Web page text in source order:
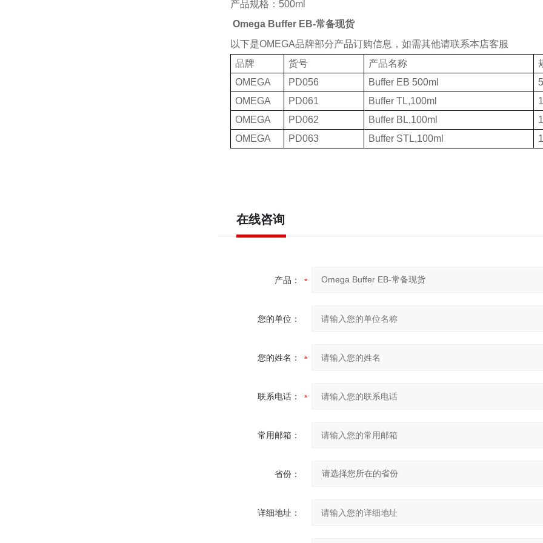
产品规格： 500ml
Omega Buffer EB-常备现货
以下是OMEGA品牌部分产品订购信息，如需其他请联系本店客服
品牌
货号 产品名称
OMEGA
PD056 Buffer EB 500ml
OMEGA
PD061 Buffer TL,100ml
OMEGA
PD062 Buffer BL,100ml
OMEGA
PD063 Buffer STL,100ml
在线咨询
产品：
您的单位：
您的姓名：
联系电话：
常用邮箱：
省份：
详细地址：